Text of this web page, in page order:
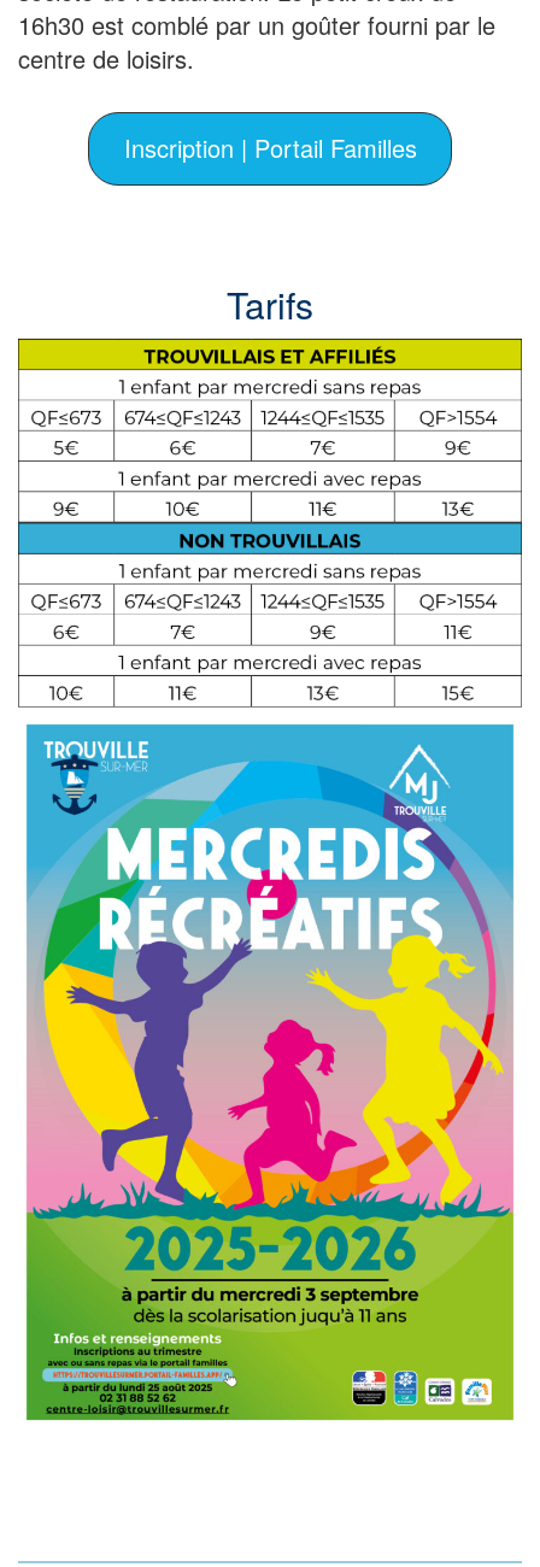
16h30 est comblé par un goûter fourni par le
centre de loisirs.
Inscription | Portail Familles
Tarifs